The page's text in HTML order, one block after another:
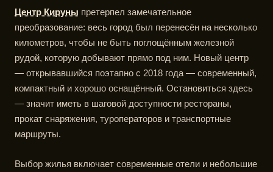
Центр Кируны претерпел замечательное
преобразование: весь город был перенесён на несколько
километров, чтобы не быть поглощённым железной
рудой, которую добывают прямо под ним. Новый центр
— открывавшийся поэтапно с 2018 года — современный,
компактный и хорошо оснащённый. Остановиться здесь
— значит иметь в шаговой доступности рестораны,
прокат снаряжения, туроператоров и транспортные
маршруты.
Выбор жилья включает современные отели и небольшие